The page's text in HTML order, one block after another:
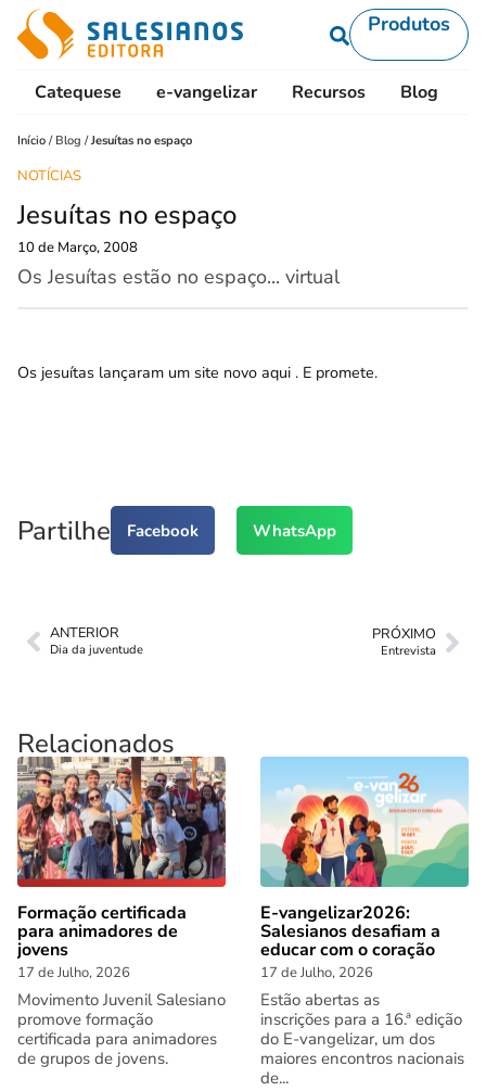
Produtos
Catequese e-vangelizar Recursos Blog
Início / Blog /Jesuítas no espaço
NOTÍCIAS
Jesuítas no espaço
10 de Março, 2008
Os Jesuítas estão no espaço... virtual
Os jesuítas lançaram um site novo aqui . E promete.
Partilhe Facebook WhatsApp
ANTERIOR
Dia da juventude
PRÓXIMO
Entrevista
Relacionados
Formação certificada
para animadores de
jovens
17 de Julho, 2026
Movimento Juvenil Salesiano
promove formação
certificada para animadores
de grupos de jovens.
E-vangelizar2026:
Salesianos desafiam a
educar com o coração
17 de Julho, 2026
Estão abertas as
inscrições para a 16.ª edição
do E-vangelizar, um dos
maiores encontros nacionais
de...